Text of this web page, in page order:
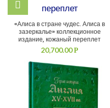
«Алиса в стране чудес. Алиса в
зазеркалье» коллекционное
издание, кожаный переплет
20,700.00Р